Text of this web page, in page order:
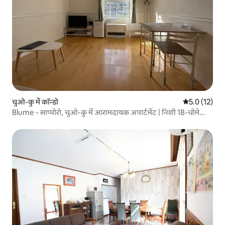
चुओ-कु में कॉन्डो औसत रेटिंग 5
5.0 (12)
Blume - साप्पोरो, चुओ-कु में आरामदायक अपार्टमेंट | निशी 18-चोमे